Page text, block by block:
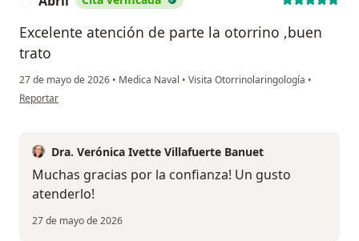
Excelente atención de parte la otorrino ,buen
trato
27 de mayo de 2026 • Medica Naval • Visita Otorrinolaringología •
en opinión del usuario Abril
Reportar
Dra. Verónica Ivette Villafuerte Banuet
Muchas gracias por la confianza! Un gusto
atenderlo!
27 de mayo de 2026